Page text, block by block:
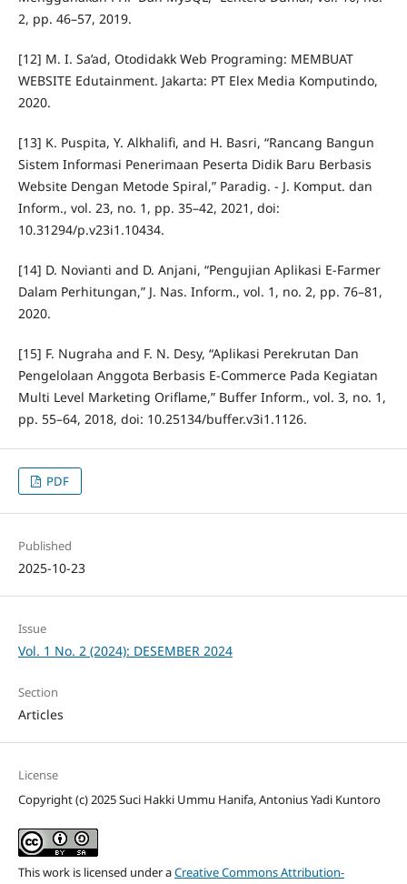
2, pp. 46–57, 2019.
[12] M. I. Sa’ad, Otodidakk Web Programing: MEMBUAT
WEBSITE Edutainment. Jakarta: PT Elex Media Komputindo,
2020.
[13] K. Puspita, Y. Alkhalifi, and H. Basri, “Rancang Bangun
Sistem Informasi Penerimaan Peserta Didik Baru Berbasis
Website Dengan Metode Spiral,” Paradig. - J. Komput. dan
Inform., vol. 23, no. 1, pp. 35–42, 2021, doi:
10.31294/p.v23i1.10434.
[14] D. Novianti and D. Anjani, “Pengujian Aplikasi E-Farmer
Dalam Perhitungan,” J. Nas. Inform., vol. 1, no. 2, pp. 76–81,
2020.
[15] F. Nugraha and F. N. Desy, “Aplikasi Perekrutan Dan
Pengelolaan Anggota Berbasis E-Commerce Pada Kegiatan
Multi Level Marketing Oriflame,” Buffer Inform., vol. 3, no. 1,
pp. 55–64, 2018, doi: 10.25134/buffer.v3i1.1126.
PDF
Published
2025-10-23
Issue
Vol. 1 No. 2 (2024): DESEMBER 2024
Section
Articles
License
Copyright (c) 2025 Suci Hakki Ummu Hanifa, Antonius Yadi Kuntoro
This work is licensed under aCreative Commons Attribution-